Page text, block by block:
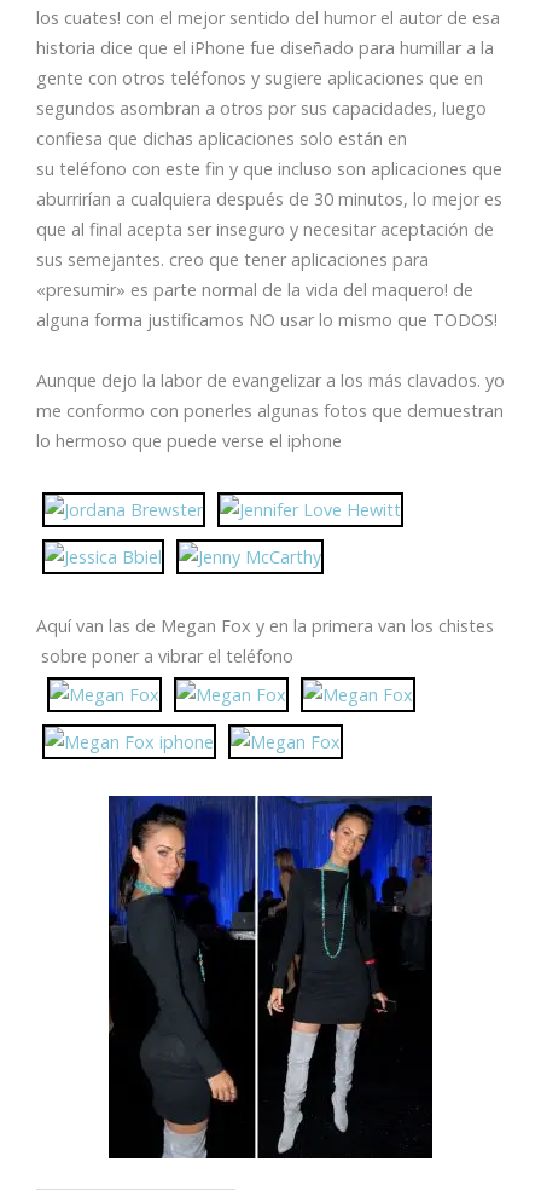
los cuates! con el mejor sentido del humor el autor de esa
historia dice que el iPhone fue diseñado para humillar a la
gente con otros teléfonos y sugiere aplicaciones que en
segundos asombran a otros por sus capacidades, luego
confiesa que dichas aplicaciones solo están en
su teléfono con este fin y que incluso son aplicaciones que
aburrirían a cualquiera después de 30 minutos, lo mejor es
que al final acepta ser inseguro y necesitar aceptación de
sus semejantes. creo que tener aplicaciones para
«presumir» es parte normal de la vida del maquero! de
alguna forma justificamos NO usar lo mismo que TODOS!
Aunque dejo la labor de evangelizar a los más clavados. yo
me conformo con ponerles algunas fotos que demuestran
lo hermoso que puede verse el iphone
Aquí van las de Megan Fox y en la primera van los chistes
sobre poner a vibrar el teléfono